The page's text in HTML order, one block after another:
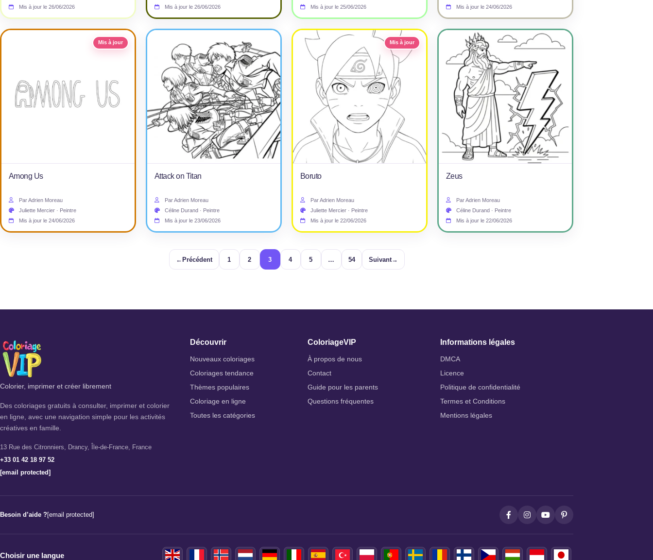
Mis à jour le 26/06/2026
Mis à jour le 26/06/2026
Mis à jour le 25/06/2026
Mis à jour le 24/06/2026
Mis à jour
Among Us
Par Adrien Moreau
Juliette Mercier · Peintre
Mis à jour le 24/06/2026
Attack on Titan
Par Adrien Moreau
Céline Durand · Peintre
Mis à jour le 23/06/2026
Mis à jour
Boruto
Par Adrien Moreau
Juliette Mercier · Peintre
Mis à jour le 22/06/2026
Zeus
Par Adrien Moreau
Céline Durand · Peintre
Mis à jour le 22/06/2026
← Précédent 1 2 3 4 5 … 54 Suivant→
Colorier, imprimer et créer librement
Des coloriages gratuits à consulter, imprimer et colorier
en ligne, avec une navigation simple pour les activités
créatives en famille.
13 Rue des Citronniers, Drancy, Île-de-France, France
+33 01 42 18 97 52
[email protected]
Découvrir
Nouveaux coloriages
Coloriages tendance
Thèmes populaires
Coloriage en ligne
Toutes les catégories
ColoriageVIP
À propos de nous
Contact
Guide pour les parents
Questions fréquentes
Informations légales
DMCA
Licence
Politique de confidentialité
Termes et Conditions
Mentions légales
Besoin d’aide ?[email protected]
Choisir une langue